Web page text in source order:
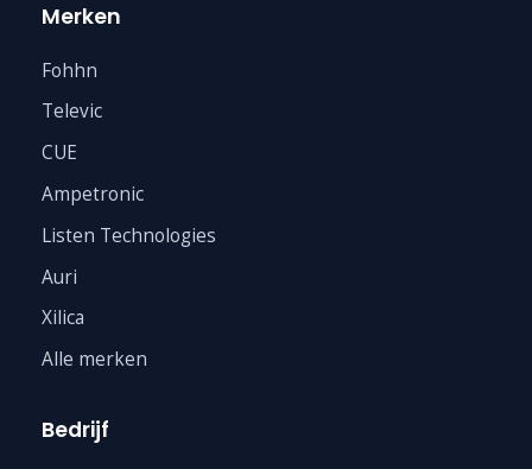
Merken
Fohhn
Televic
CUE
Ampetronic
Listen Technologies
Auri
Xilica
Alle merken
Bedrijf